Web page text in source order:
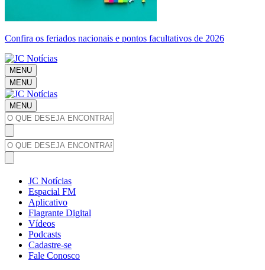
Confira os feriados nacionais e pontos facultativos de 2026
MENU
MENU
MENU
JC Notícias
Espacial FM
Aplicativo
Flagrante Digital
Vídeos
Podcasts
Cadastre-se
Fale Conosco